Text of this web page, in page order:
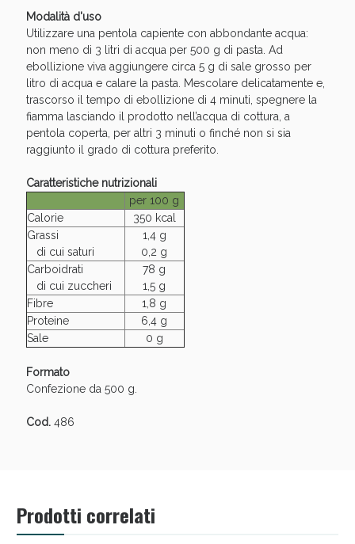
Modalità d'uso
Utilizzare una pentola capiente con abbondante acqua:
non meno di 3 litri di acqua per 500 g di pasta. Ad
ebollizione viva aggiungere circa 5 g di sale grosso per
litro di acqua e calare la pasta. Mescolare delicatamente e,
trascorso il tempo di ebollizione di 4 minuti, spegnere la
fiamma lasciando il prodotto nell’acqua di cottura, a
pentola coperta, per altri 3 minuti o finché non si sia
raggiunto il grado di cottura preferito.
Caratteristiche nutrizionali
per 100 g
Calorie
350 kcal
Grassi
di cui saturi
1,4 g
0,2 g
Carboidrati
di cui zuccheri
78 g
1,5 g
Fibre
1,8 g
Proteine
6,4 g
Sale
0 g
Formato
Confezione da 500 g.
Cod.486
Prodotti correlati
Sconto fino al 55% disponibile oggi!